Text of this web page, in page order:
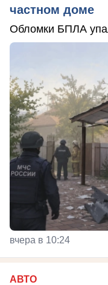
частном доме
Обломки БПЛА
вчера в 10:24
АВТО